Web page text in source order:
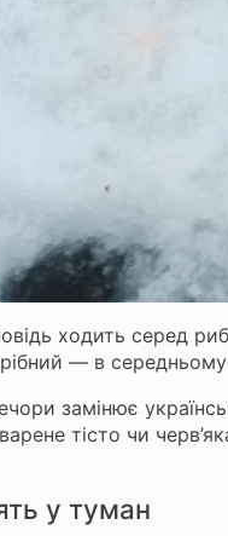
ходить серед
— в
замінює
тісто чи
у туман